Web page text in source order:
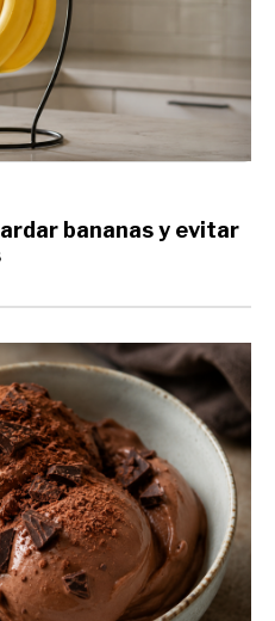
bananas y evitar